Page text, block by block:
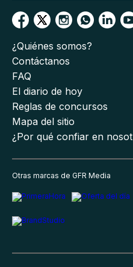
¿Quiénes somos?
Contáctanos
FAQ
El diario de hoy
Reglas de concursos
Mapa del sitio
¿Por qué confiar en
Otras marcas de GFR Media